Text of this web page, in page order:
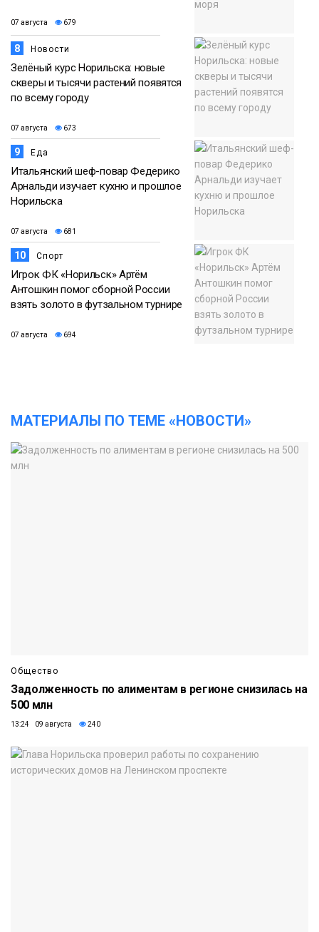
07 августа 679
8 Новости
Зелёный курс Норильска: новые
скверы и тысячи растений появятся
по всему городу
07 августа 673
9 Еда
Итальянский шеф-повар Федерико
Арнальди изучает кухню и прошлое
Норильска
07 августа 681
10 Спорт
Игрок ФК «Норильск» Артём
Антошкин помог сборной России
взять золото в футзальном турнире
07 августа 694
МАТЕРИАЛЫ ПО ТЕМЕ «НОВОСТИ»
Общество
Задолженность по алиментам в регионе снизилась на
500 млн
13:24 09 августа 240